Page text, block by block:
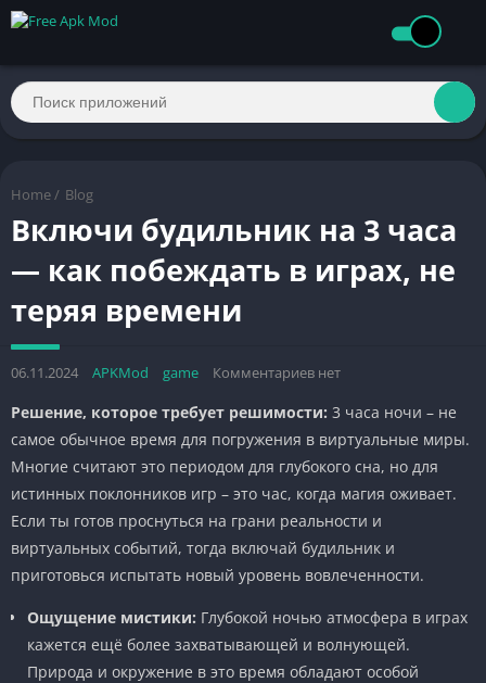
Home / Blog
Включи будильник на 3 часа
— как побеждать в играх, не
теряя времени
06.11.2024 APKMod game Комментариев нет
Решение, которое требует решимости: 3 часа ночи – не
самое обычное время для погружения в виртуальные миры.
Многие считают это периодом для глубокого сна, но для
истинных поклонников игр – это час, когда магия оживает.
Если ты готов проснуться на грани реальности и
виртуальных событий, тогда включай будильник и
приготовься испытать новый уровень вовлеченности.
Ощущение мистики: Глубокой ночью атмосфера в играх
кажется ещё более захватывающей и волнующей.
Природа и окружение в это время обладают особой